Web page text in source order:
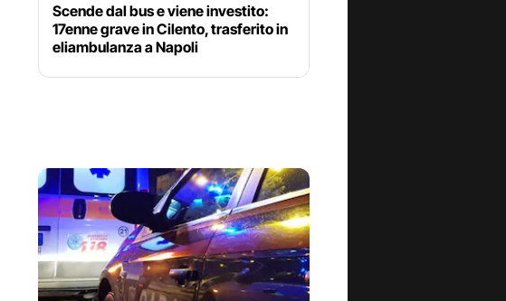
Scende dal bus e viene investito:
17enne grave in Cilento, trasferito in
eliambulanza a Napoli